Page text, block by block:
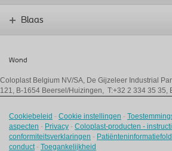
Blaas
Wond
Coloplast Belgium NV/SA, De Gijzeleer Industrial
121, B-1654 Beersel/Huizingen, T:+32 2 334 35 35,
Cookiebeleid - Cookie instellingen -
aspecten - Privacy - Coloplast-producten -
conformiteitsverklaringen -
conduct - Toegankelijkheid